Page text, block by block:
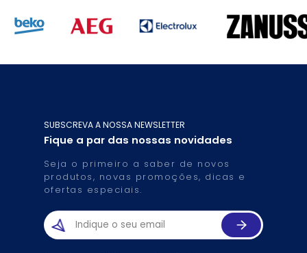
SUBSCREVA A NOSSA NEWSLETTER
Fique a par das nossas novidades
Seja o primeiro a saber de novos
produtos, novas promoções, dicas e
ofertas especiais.